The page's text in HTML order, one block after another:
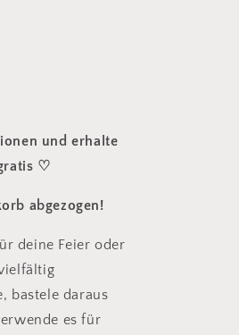
und erhalte
♡
abgezogen!
deine Feier oder
bastele daraus
es für